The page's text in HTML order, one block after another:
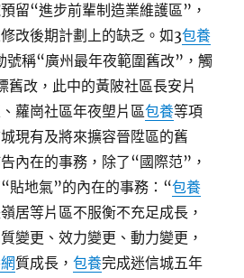
留“進步前輩制造業維護區”，
改後期計劃上的缺乏。如3包養
號稱“廣州最年夜範圍舊改”，觸
舊改，此中的黃陂社區長安片
蘿崗社區年夜塱片區包養等項
現有及將來擴容晉陞區的舊
內在的事務，除了“國際范”，
貼地氣”的內在的事務：“包養
居等片區不服衡不充足成長，
變更、效力變更、動力變更，
質成長，包養完成迷信城五年